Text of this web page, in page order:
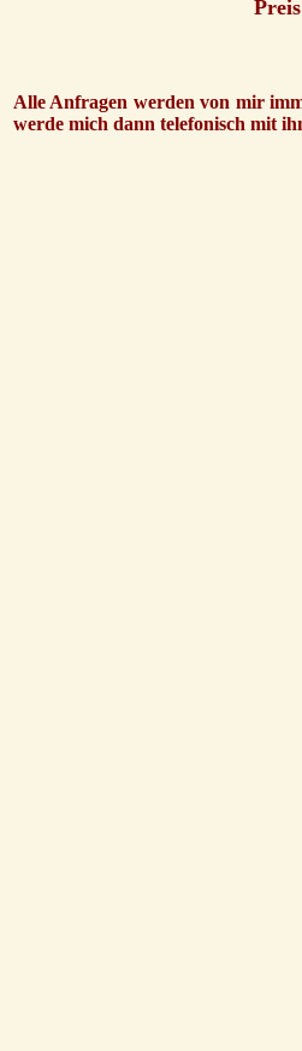
Alle Anfragen werden von mir
werde mich dann telefonisch mit